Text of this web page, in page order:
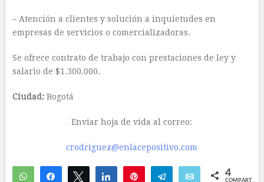
– Atención a clientes y solución a inquietudes en
empresas de servicios o comercializadoras.
Se ofrece contrato de trabajo con prestaciones de ley y
salario de $1.300.000.
Ciudad:Bogotá
Enviar hoja de vida al correo:
crodriguez@enlacepositivo.com
WhatsAppCompartirTwittear Compartir Telegram Email 4
COMPARTIR